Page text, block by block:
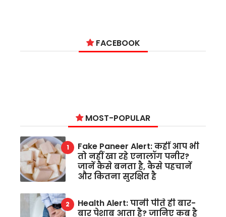
FACEBOOK
MOST-POPULAR
Fake Paneer Alert: कहीं आप भी
तो नहीं खा रहे एनालॉग पनीर?
जानें कैसे बनता है, कैसे पहचानें
और कितना सुरक्षित है
Health Alert: पानी पीते ही बार-
बार पेशाब आता है? जानिए कब है